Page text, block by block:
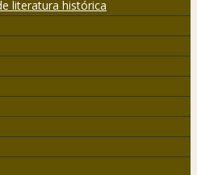
literatura histórica